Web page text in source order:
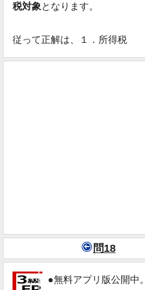
税対象となります。
従って正解は、１．所得税
問18
●無料アプリ版公開中。